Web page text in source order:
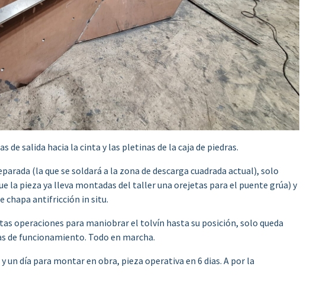
de salida hacia la cinta y las pletinas de la caja de piedras.
(la que se soldará a la zona de descarga cuadrada actual), solo
la pieza ya lleva montadas del taller una orejetas para el puente grúa) y
chapa antifricción in situ.
operaciones para maniobrar el tolvín hasta su posición, solo queda
de funcionamiento. Todo en marcha.
un día para montar en obra, pieza operativa en 6 dias. A por la